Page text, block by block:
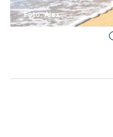
Foto: Alex